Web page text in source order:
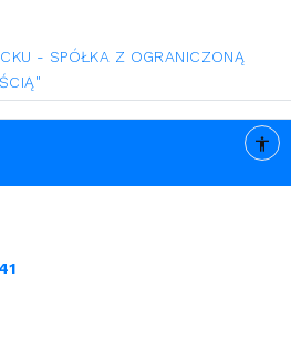
- SPÓŁKA Z OGRANICZONĄ